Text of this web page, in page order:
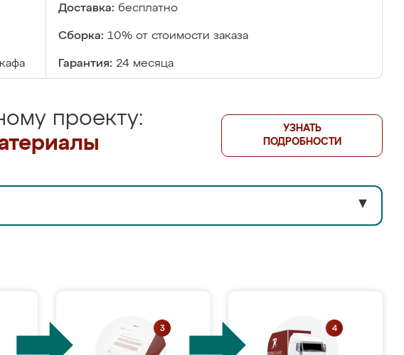
Доставка: бесплатно
Сборка: 10% от стоимости заказа
Гарантия: 24 месяца
проекту:
УЗНАТЬ
ПОДРОБНОСТИ
▼